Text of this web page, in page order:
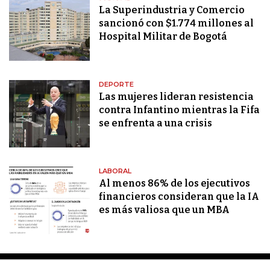
La Superindustria y Comercio
sancionó con $1.774 millones al
Hospital Militar de Bogotá
DEPORTE
Las mujeres lideran resistencia
contra Infantino mientras la Fifa
se enfrenta a una crisis
LABORAL
Al menos 86% de los ejecutivos
financieros consideran que la IA
es más valiosa que un MBA